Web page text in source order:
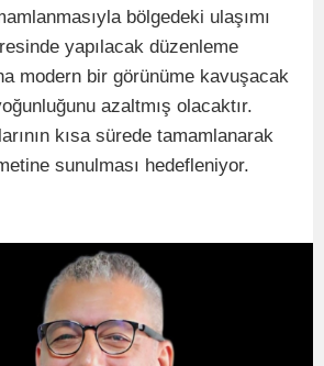
bölgedeki ulaşımı
yapılacak düzenleme
modern bir görünüme kavuşacak
azaltmış olacaktır.
kısa sürede tamamlanarak
sunulması hedefleniyor.